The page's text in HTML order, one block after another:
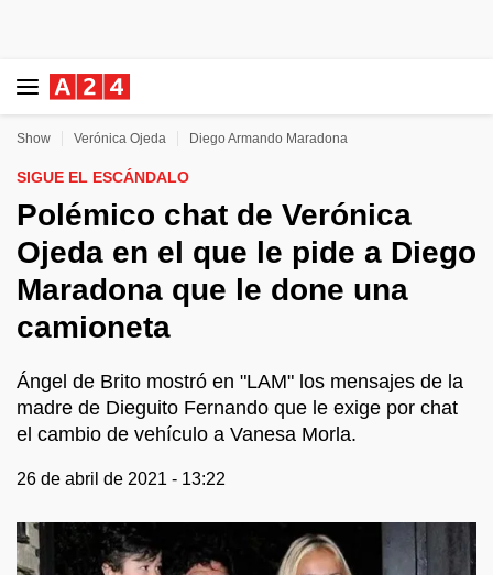
Show Verónica Ojeda Diego Armando Maradona
SIGUE EL ESCÁNDALO
Polémico chat de Verónica
Ojeda en el que le pide a Diego
Maradona que le done una
camioneta
Ángel de Brito mostró en "LAM" los mensajes de la
madre de Dieguito Fernando que le exige por chat
el cambio de vehículo a Vanesa Morla.
26 de abril de 2021 - 13:22